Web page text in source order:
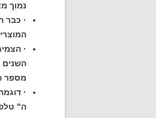
נמוך
· כבר
·
מספר
·
ה"